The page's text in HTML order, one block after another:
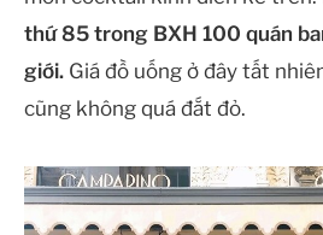
thứ 85 trong BXH 100 quán
giới. Giá đồ uống ở đây tất
cũng không quá đắt đỏ.